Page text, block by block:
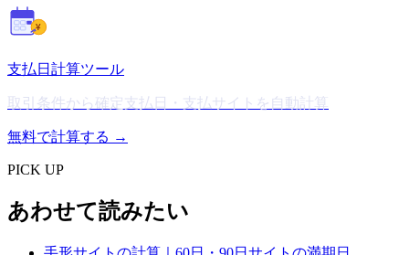
¥
支払日計算ツール
取引条件から確定支払日・支払サイトを自動計算
無料で計算する →
PICK UP
あわせて読みたい